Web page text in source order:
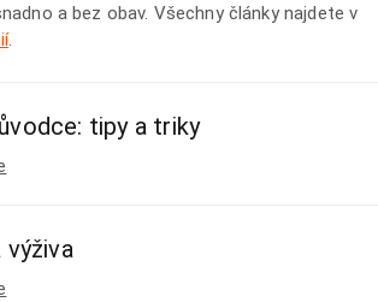
a bez obav. Všechny články najdete v
.
tipy a triky
výživa